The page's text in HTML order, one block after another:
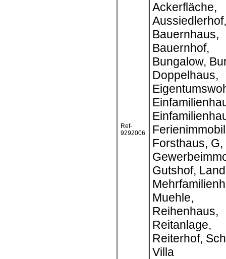
Ref-
9292006
Ackerfläche,
Aussiedlerhof,
Bauernhaus,
Bauernhof,
Bungalow,
Doppelhaus,
Forsthaus, G,
Gutshof,
Muehle,
Reihenhaus,
Reitanlage,
Reiterhof,
Villa